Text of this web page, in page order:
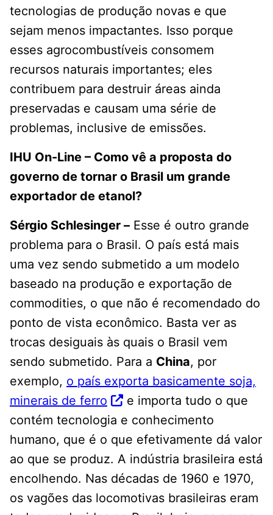
tecnologias de produção novas e que
sejam menos impactantes. Isso porque
esses agrocombustíveis consomem
recursos naturais importantes; eles
contribuem para destruir áreas ainda
preservadas e causam uma série de
problemas, inclusive de emissões.
IHU On-Line – Como vê a proposta do
governo de tornar o Brasil um grande
exportador de etanol?
Sérgio Schlesinger – Esse é outro grande
problema para o Brasil. O país está mais
uma vez sendo submetido a um modelo
baseado na produção e exportação de
commodities, o que não é recomendado do
ponto de vista econômico. Basta ver as
trocas desiguais às quais o Brasil vem
sendo submetido. Para a China, por
exemplo, o país exporta basicamente soja,
minerais de ferro
e importa tudo o que
contém tecnologia e conhecimento
humano, que é o que efetivamente dá valor
ao que se produz. A indústria brasileira está
encolhendo. Nas décadas de 1960 e 1970,
os vagões das locomotivas brasileiras eram